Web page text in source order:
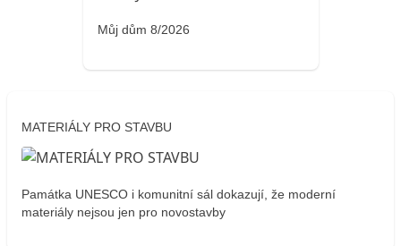
Můj dům 8/2026
MATERIÁLY PRO STAVBU
Památka UNESCO i komunitní sál dokazují, že moderní
materiály nejsou jen pro novostavby